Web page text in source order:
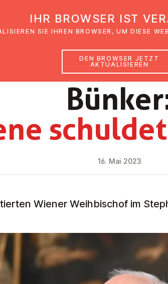
Glaubensimpulse News
NEWS
16. Mai 2023
Wiener Weihbischof im
IHR BROWSER IST
SIE IHREN BROWSER, UM DIESE
DEN BROWSER JETZT
AKTUALISIEREN